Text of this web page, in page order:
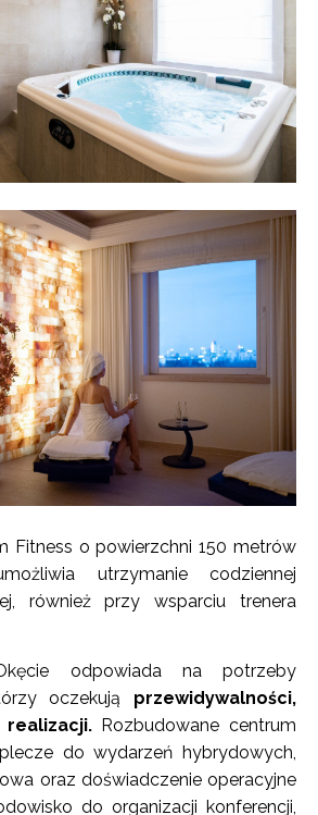
Fitness o powierzchni 150 metrów
utrzymanie codziennej
również przy wsparciu trenera
odpowiada na potrzeby
oczekują przewidywalności,
Rozbudowane centrum
do wydarzeń hybrydowych,
oraz doświadczenie operacyjne
do organizacji konferencji,